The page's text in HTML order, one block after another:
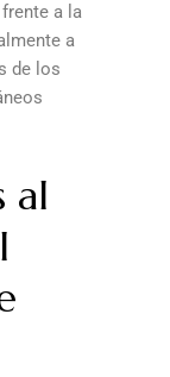
a la
a
de los
al